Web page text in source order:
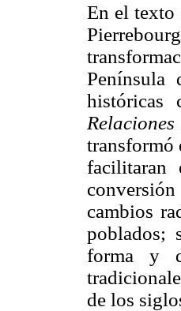
En el texto
Península
transformó
cambios
poblados;
forma y
de los